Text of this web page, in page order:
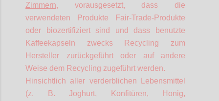
Zimmern, vorausgesetzt, dass die
verwendeten Produkte Fair-Trade-Produkte
oder biozertifiziert sind und dass benutzte
Kaffeekapseln zwecks Recycling zum
Hersteller zurückgeführt oder auf andere
Weise dem Recycling zugeführt werden.
Hinsichtlich aller verderblichen Lebensmittel
(z. B. Joghurt, Konfitüren, Honig,